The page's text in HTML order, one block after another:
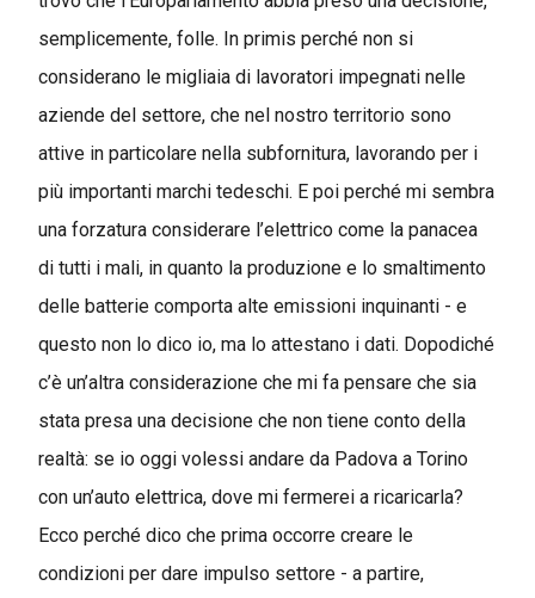
semplicemente, folle. In primis perché non si
considerano le migliaia di lavoratori impegnati nelle
aziende del settore, che nel nostro territorio sono
attive in particolare nella subfornitura, lavorando per i
più importanti marchi tedeschi. E poi perché mi sembra
una forzatura considerare l’elettrico come la panacea
di tutti i mali, in quanto la produzione e lo smaltimento
delle batterie comporta alte emissioni inquinanti - e
questo non lo dico io, ma lo attestano i dati. Dopodiché
c’è un’altra considerazione che mi fa pensare che sia
stata presa una decisione che non tiene conto della
realtà: se io oggi volessi andare da Padova a Torino
con un’auto elettrica, dove mi fermerei a ricaricarla?
Ecco perché dico che prima occorre creare le
condizioni per dare impulso settore - a partire,